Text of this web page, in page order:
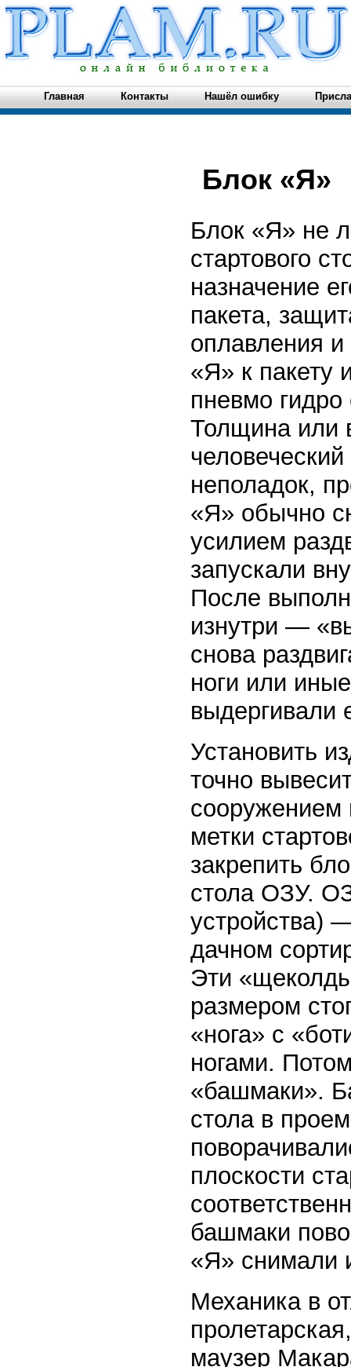
Главная Контакты Нашёл ошибку
Блок «Я»
Блок «Я» не
стартового
назначение
пакета,
оплавления
«Я» к пакету
пневмо гидро
Толщина или
неполадок,
«Я» обычно
усилием
запускали
После
изнутри —
снова
ноги или
выдергивали
Установить
точно
сооружением
метки
закрепить
стола ОЗУ.
устройства)
дачном
Эти
размером
«нога» с
ногами.
«башмаки».
стола в
плоскости
башмаки
«Я» снимали
Механика в
маузер